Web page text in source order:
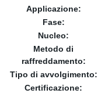
Applicazione:
Fase:
Nucleo:
Metodo di
raffreddamento:
Tipo di avvolgimento:
Certificazione: